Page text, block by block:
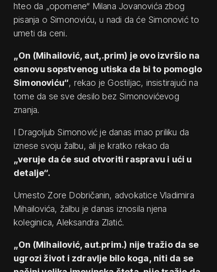
hteo da „opomene“ Milana Jovanovića zbog
pisanja o Simonoviću, u nadi da će Simonović to
umeti da ceni.
„On (Mihailović, aut,.prim) je ovo izvršio na
osnovu sopstvenog utiska da bi to pomoglo
Simonoviću“, rekao je Gostiljac, insistirajući na
tome da se sve desilo bez Simonovićevog
znanja.
I Dragoljub Simonović je danas imao priliku da
iznese svoju žalbu, ali je kratko rekao da
„veruje da će sud otvoriti raspravu i ući u
detalje“.
Umesto Zore Dobričanin, advokatice Vladimira
Mihailovića, žalbu je danas iznosila njena
koleginica, Aleksandra Zlatić.
„On (Mihailović, aut.prim.) nije tražio da se
ugrozi život i zdravlje bilo koga, niti da se